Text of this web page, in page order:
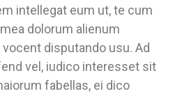
intellegat eum ut, te cum
dolorum alienum
disputando usu. Ad
vel, iudico interesset sit
fabellas, ei dico